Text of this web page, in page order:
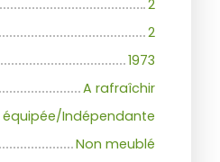
2
2
1973
A rafraîchir
Indépendante
Non meublé